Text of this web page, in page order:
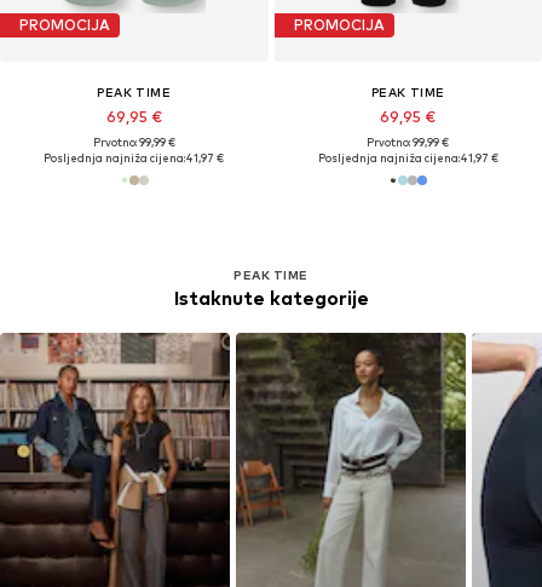
PROMOCIJA
PEAK TIME
69,95 €
Prvotno: 99,99 €
Posljednja najniža cijena:41,97 €
PROMOCIJA
PEAK TIME
69,95 €
Prvotno: 99,99 €
Posljednja najniža cijena:41,97 €
PEAK TIME
Istaknute kategorije